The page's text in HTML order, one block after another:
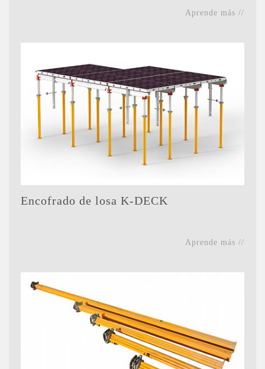
Aprende más //
Encofrado de losa K-DECK
Aprende más //